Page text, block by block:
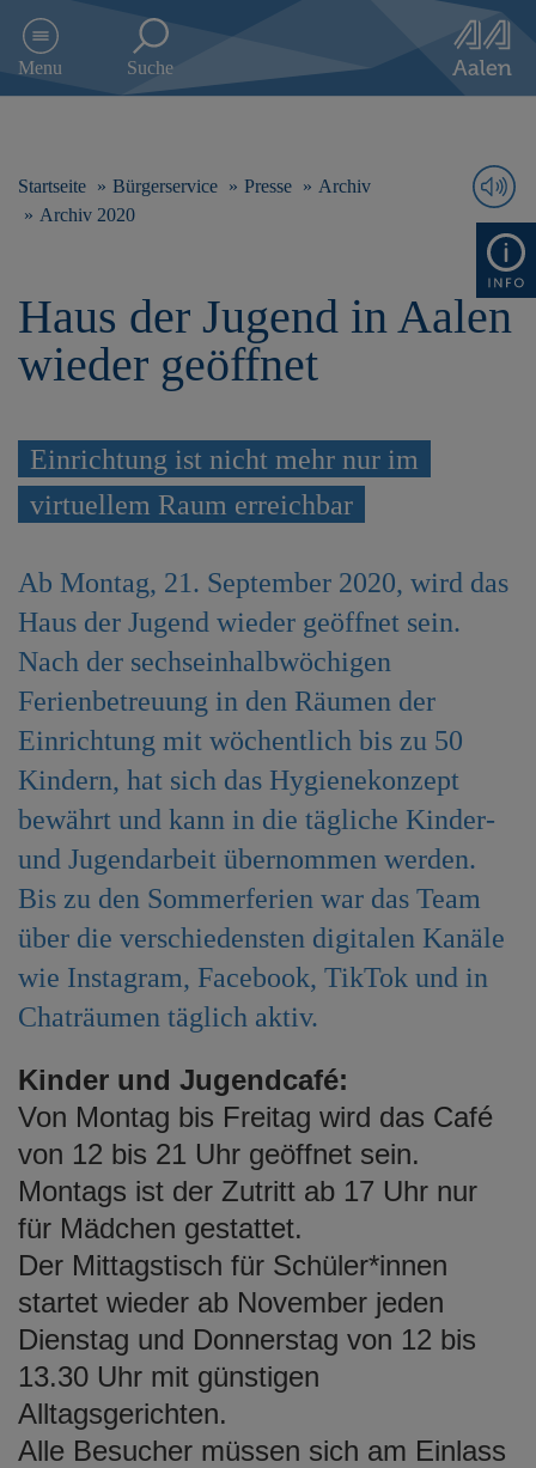
e
g
Menu Suche
Startseite Bürgerservice Presse
Archiv
Archiv 2020
Haus der Jugend in Aalen
wieder geöffnet
Einrichtung ist nicht mehr nur im
virtuellem Raum erreichbar
Ab Montag, 21. September 2020, wird das
Haus der Jugend wieder geöffnet sein.
Nach der sechseinhalbwöchigen
Ferienbetreuung in den Räumen der
Einrichtung mit wöchentlich bis zu 50
Kindern, hat sich das Hygienekonzept
bewährt und kann in die tägliche Kinder-
und Jugendarbeit übernommen werden.
Bis zu den Sommerferien war das Team
über die verschiedensten digitalen Kanäle
wie Instagram, Facebook, TikTok und in
Chaträumen täglich aktiv.
Kinder und Jugendcafé:
Von Montag bis Freitag wird das Café
von 12 bis 21 Uhr geöffnet sein.
Montags ist der Zutritt ab 17 Uhr nur
für Mädchen gestattet.
Der Mittagstisch für Schüler*innen
startet wieder ab November jeden
Dienstag und Donnerstag von 12 bis
13.30 Uhr mit günstigen
Alltagsgerichten.
Alle Besucher müssen sich am Einlass